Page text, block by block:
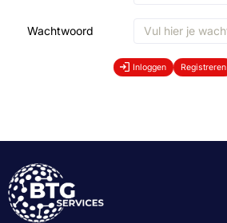
Wachtwoord
Inloggen Registreren